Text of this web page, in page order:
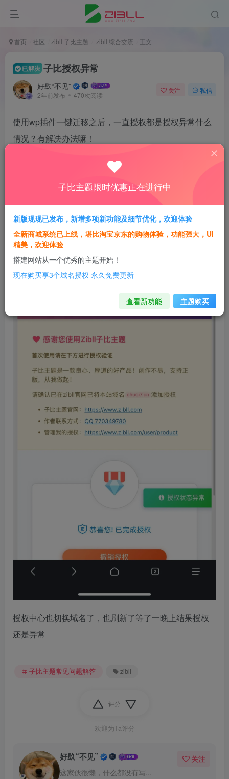
首页 社区 zibll 子比主题 zibll 综合交流 正文
已解决 子比授权异常
好镹“不见”
2年前发布 470次阅读
关注 私信
使用wp插件一键迁移之后，一直授权都是授权异常什么
情况？有解决办法嘛！
授权中心也切换域名了，也刷新了等了一晚上结果授权
还是异常
子比主题常见问题解答 zibll
评分
欢迎为Ta评分
好镹“不见”
这家伙很懒，什么都没有写...
关注
子比主题限时优惠正在进行中
新版现现已发布，新增多项新功能及细节优化，欢迎体验
全新商城系统已上线，堪比淘宝京东的购物体验，功能强大，UI
精美，欢迎体验
搭建网站从一个优秀的主题开始！
现在购买享3个域名授权 永久免费更新
查看新功能 主题购买